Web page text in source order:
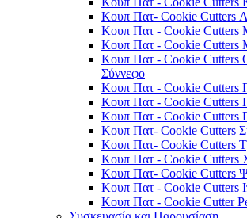
Κουπ Πατ- Cookie Cutters
Κουπ Πατ - Cookie Cutters
Κουπ Πατ - Cookie Cutters
Κουπ Πατ - Cookie Cutters
Σύννεφο
Κουπ Πατ - Cookie Cutters
Κουπ Πατ - Cookie Cutters
Κουπ Πατ - Cookie Cutters
Κουπ Πατ- Cookie Cutters
Κουπ Πατ- Cookie Cutters
Κουπ Πατ - Cookie Cutters
Κουπ Πατ- Cookie Cutters
Κουπ Πατ - Cookie Cutters
Κουπ Πατ - Cookie Cutter